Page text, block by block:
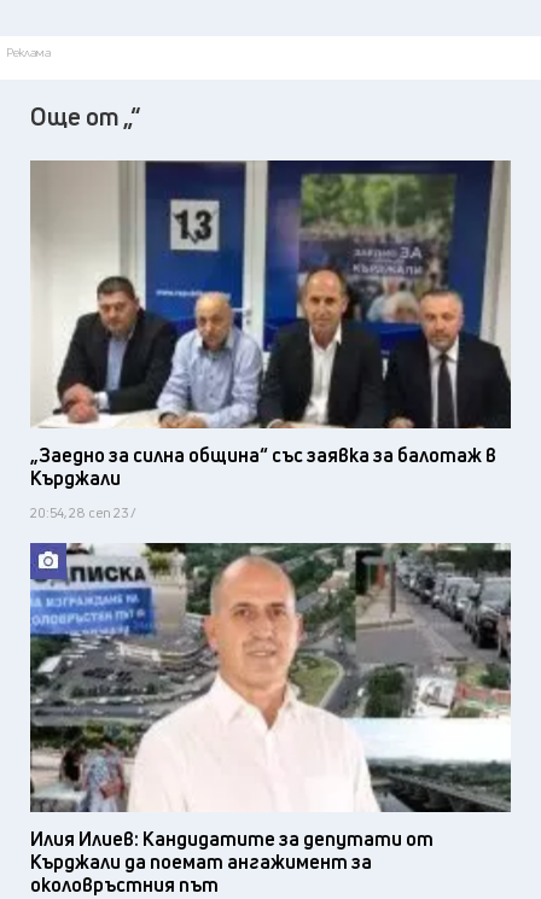
Реклама
Още от „“
„Заедно за силна община“ със заявка за балотаж в
Кърджали
20:54, 28 сеп 23 /
Илия Илиев: Кандидатите за депутати от
Кърджали да поемат ангажимент за
околовръстния път